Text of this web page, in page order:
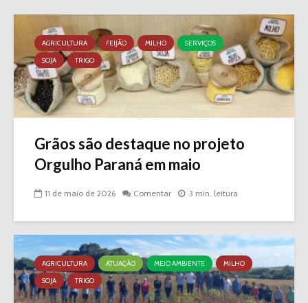
AGRICULTURA FEIJÃO MILHO
SERVIÇOS
SOJA
TRIGO
Grãos são destaque no projeto
Orgulho Paraná em maio
11 de maio de 2026 Comentar 3 min. leitura
AGRICULTURA ATUAÇÃO MEIO AMBIENTE
MILHO
SOJA
TRIGO